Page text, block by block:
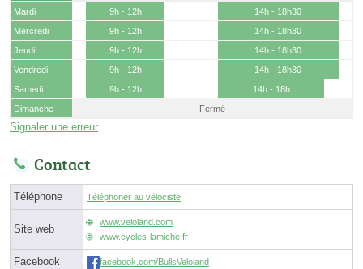
Mardi
9h - 12h
14h - 18h30
Mercredi
9h - 12h
14h - 18h30
Jeudi
9h - 12h
14h - 18h30
Vendredi
9h - 12h
14h - 18h30
Samedi
9h - 12h
14h - 18h
Dimanche
Fermé
Signaler une erreur
Contact
Téléphone Téléphoner au vélociste
Site web
www.veloland.com
www.cycles-lamiche.fr
Facebook facebook.com/BullsVeloland